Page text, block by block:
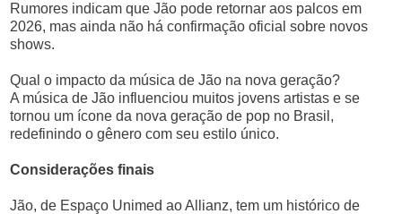
Rumores indicam que Jão pode retornar aos palcos em
2026, mas ainda não há confirmação oficial sobre novos
shows.
Qual o impacto da música de Jão na nova geração?
A música de Jão influenciou muitos jovens artistas e se
tornou um ícone da nova geração de pop no Brasil,
redefinindo o gênero com seu estilo único.
Considerações finais
Jão, de Espaço Unimed ao Allianz, tem um histórico de